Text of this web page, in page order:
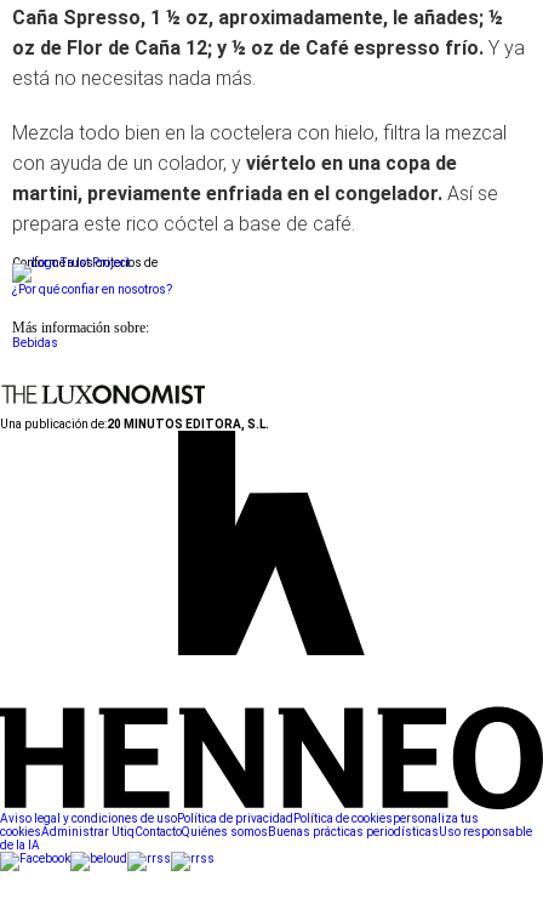
Caña Spresso, 1 ½ oz, aproximadamente, le añades; ½
oz de Flor de Caña 12; y ½ oz de Café espresso frío. Y ya
está no necesitas nada más.
Mezcla todo bien en la coctelera con hielo, filtra la mezcal
con ayuda de un colador, y viértelo en una copa de
martini, previamente enfriada en el congelador. Así se
prepara este rico cóctel a base de café.
Conforme a los criterios de
¿Por qué confiar en nosotros?
Más información sobre:
Bebidas
Una publicación de:20 MINUTOS EDITORA, S.L.
Aviso legal y condiciones de usoPolítica de privacidad Política de cookiespersonaliza tus
cookiesAdministrar UtiqContactoQuiénes somos Buenas prácticas periodísticasUso responsable
de la IA